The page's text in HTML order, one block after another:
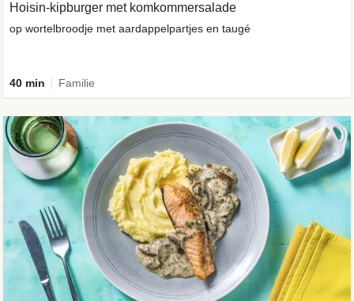
Hoisin-kipburger met komkommersalade
op wortelbroodje met aardappelpartjes en taugé
40 min Familie